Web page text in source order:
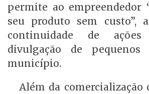
permite ao empreendedor
seu produto sem custo”,
continuidade de
divulgação de pequenos
município.
Além da comercialização